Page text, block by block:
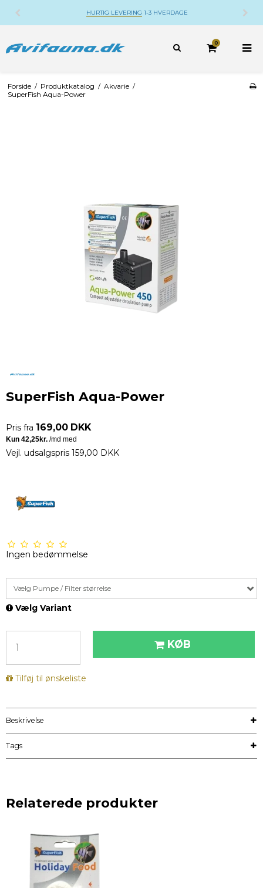
HURTIG LEVERING 1-3 HVERDAGE
0
Forside / Produktkatalog / Akvarie /
SuperFish Aqua-Power
SuperFish Aqua-Power
Pris fra 169,00 DKK
Vejl. udsalgspris 159,00 DKK
Ingen bedømmelse
Vælg Pumpe / Filter størrelse
Vælg Variant
KØB
Tilføj til ønskeliste
Beskrivelse
Tags
Relaterede produkter